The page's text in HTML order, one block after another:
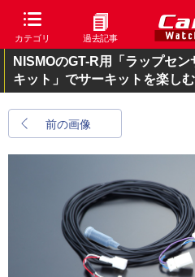
カテゴリ 過去記事
NISMOのGT-R用「ラップセ
キット」でサーキットを楽しむ
前の画像